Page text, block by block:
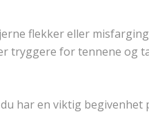
flekker eller
tryggere for tennene og
har en viktig